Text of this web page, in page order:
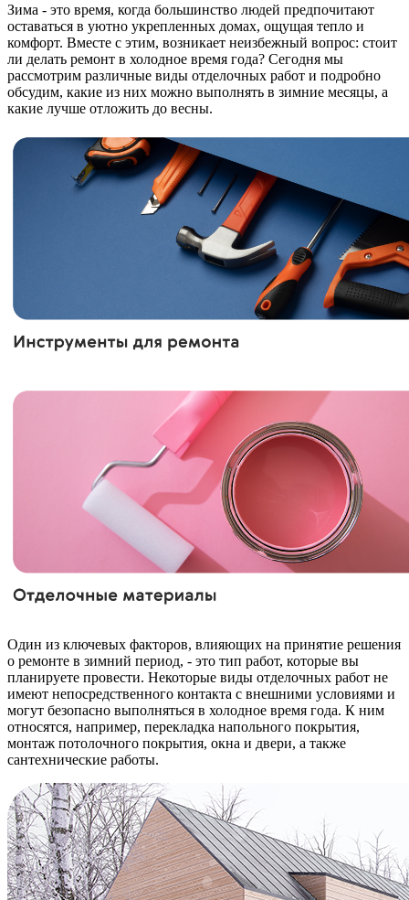
Зима - это время, когда большинство людей предпочитают
оставаться в уютно укрепленных домах, ощущая тепло и
комфорт. Вместе с этим, возникает неизбежный вопрос: стоит
ли делать ремонт в холодное время года? Сегодня мы
рассмотрим различные виды отделочных работ и подробно
обсудим, какие из них можно выполнять в зимние месяцы, а
какие лучше отложить до весны.
Один из ключевых факторов, влияющих на принятие решения
о ремонте в зимний период, - это тип работ, которые вы
планируете провести. Некоторые виды отделочных работ не
имеют непосредственного контакта с внешними условиями и
могут безопасно выполняться в холодное время года. К ним
относятся, например, перекладка напольного покрытия,
монтаж потолочного покрытия, окна и двери, а также
сантехнические работы.